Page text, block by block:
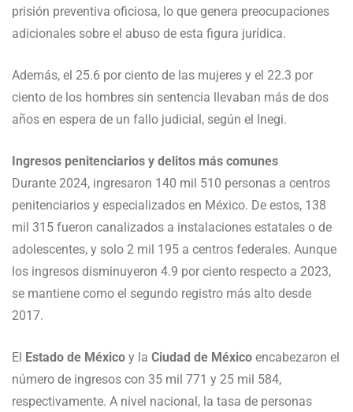
prisión preventiva oficiosa, lo que genera preocupaciones
adicionales sobre el abuso de esta figura jurídica.
Además, el 25.6 por ciento de las mujeres y el 22.3 por
ciento de los hombres sin sentencia llevaban más de dos
años en espera de un fallo judicial, según el Inegi.
Ingresos penitenciarios y delitos más comunes
Durante 2024, ingresaron 140 mil 510 personas a centros
penitenciarios y especializados en México. De estos, 138
mil 315 fueron canalizados a instalaciones estatales o de
adolescentes, y solo 2 mil 195 a centros federales. Aunque
los ingresos disminuyeron 4.9 por ciento respecto a 2023,
se mantiene como el segundo registro más alto desde
2017.
El Estado de México y la Ciudad de México encabezaron el
número de ingresos con 35 mil 771 y 25 mil 584,
respectivamente. A nivel nacional, la tasa de personas